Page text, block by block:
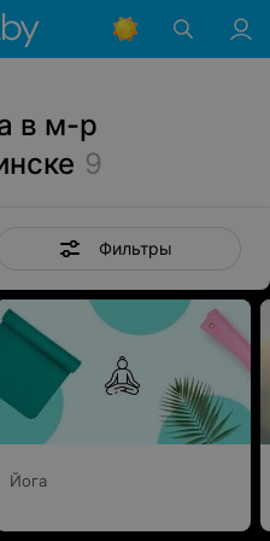
в м-р
9
Фильтры
Йога